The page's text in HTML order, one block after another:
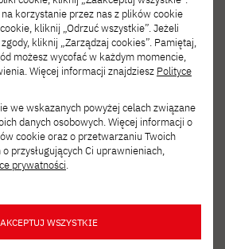
zorganizowane
Studencki PJATK
studentów, liderów opinii
kluczowych sektorów
Konferencja
że nowoczesne struktury
potrafią stworzyć
platformę wymiany
cieszymy się,
korzystanie przez nas z plików cookie
kliknij „Odrzuć wszystkie”. Jeżeli
kliknij „Zarządzaj cookies”. Pamiętaj,
możesz wycofać w każdym momencie,
Więcej informacji znajdziesz Polityce
we wskazanych powyżej celach związane
danych osobowych. Więcej informacji o
cookie oraz o przetwarzaniu Twoich
przysługujących Ci uprawnieniach,
prywatności.
WSZYSTKIE